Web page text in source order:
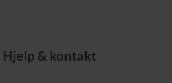
Hjelp & kontakt